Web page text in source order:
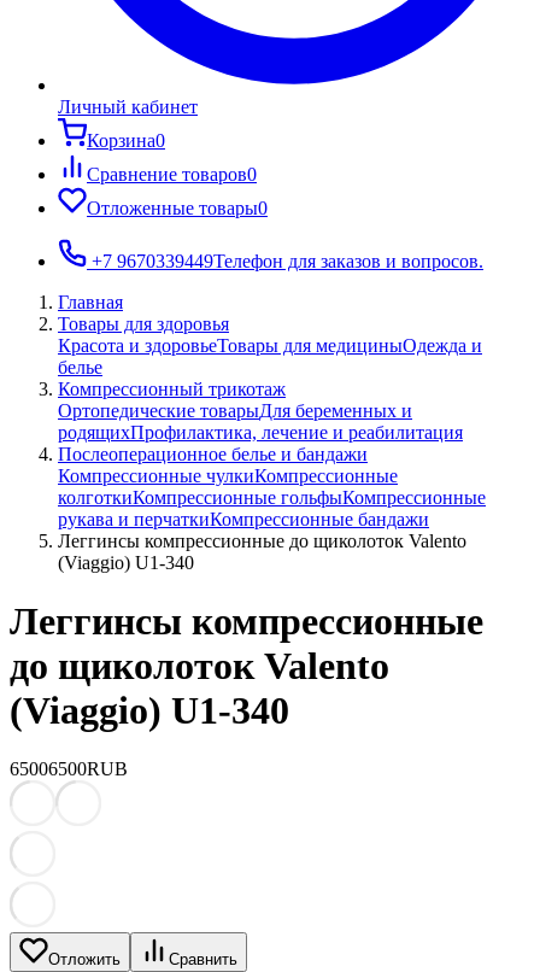
Личный кабинет
Корзина0
Сравнение товаров0
Отложенные товары0
+7 9670339449Телефон для заказов и вопросов.
Главная
Товары для здоровья
Красота и здоровьеТовары для медициныОдежда и
белье
Компрессионный трикотаж
Ортопедические товарыДля беременных и
родящихПрофилактика, лечение и реабилитация
Послеоперационное белье и бандажи
Компрессионные чулкиКомпрессионные
колготкиКомпрессионные гольфыКомпрессионные
рукава и перчаткиКомпрессионные бандажи
Леггинсы компрессионные до щиколоток Valento
(Viaggio) U1-340
Леггинсы компрессионные
до щиколоток Valento
(Viaggio) U1-340
65006500RUB
Отложить Сравнить